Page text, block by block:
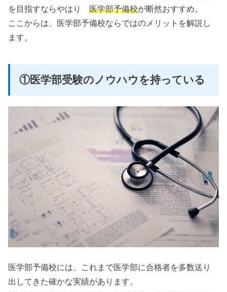
を目指すならやはり医学部予備校が断然おすすめ。
ここからは、医学部予備校ならではのメリットを解説し
ます。
①医学部受験のノウハウを持っている
医学部予備校には、これまで医学部に合格者を多数送り
出してきた確かな実績があります。